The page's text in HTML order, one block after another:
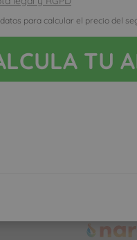
salud
que vayas
y cuando
un seguro
para calcular el precio del
TU